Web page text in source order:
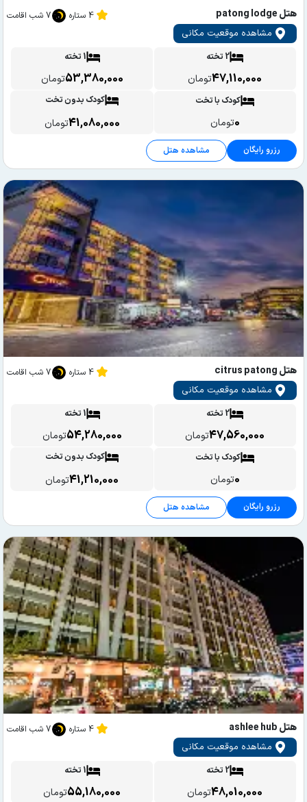
هتل patong lodge
مشاهده موقعیت مکانی
4 ستاره 7 شب اقامت
2 تخته
47,110,000تومان
1 تخته
53,380,000تومان
کودک با تخت
0تومان
کودک بدون تخت
41,080,000تومان
رزرو رایگان مشاهده هتل
هتل citrus patong
مشاهده موقعیت مکانی
4 ستاره 7 شب اقامت
2 تخته
47,560,000تومان
1 تخته
54,280,000تومان
کودک با تخت
0تومان
کودک بدون تخت
41,210,000تومان
رزرو رایگان مشاهده هتل
هتل ashlee hub
مشاهده موقعیت مکانی
4 ستاره 7 شب اقامت
2 تخته
48,010,000تومان
1 تخته
55,180,000تومان